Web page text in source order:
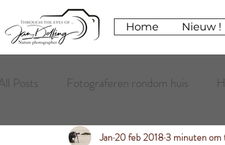
Home Nieuw !
Posts Fotograferen rondom huis
Jan20 feb 20183 minuten om